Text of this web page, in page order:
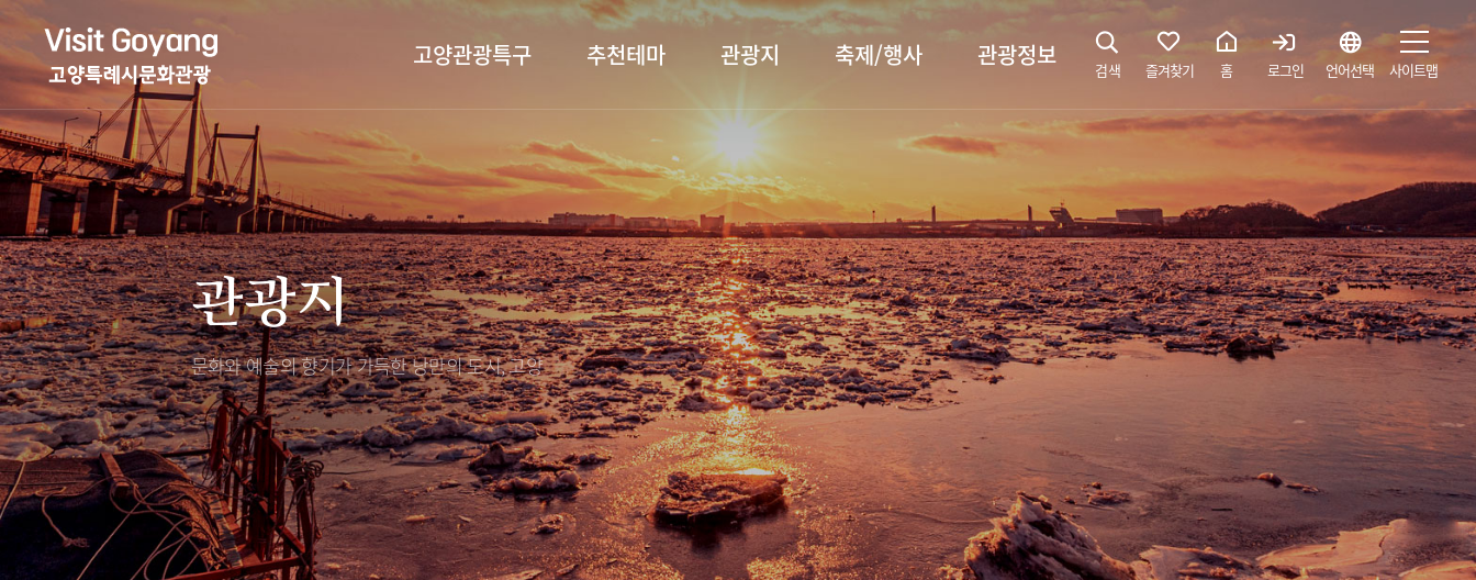
고양관광특구 추천테마
관광특화거리
TV속 고양 나들이
야경 나들이
자전거 나들이
도보관광 나들이
DMZ평화의길
행주산성
서오릉/서삼릉
전시관/박물관
장항습지
누리길
벚꽃명소
고양시 예술창작공간 해움
고양시 예술창작공간 새들
관광지 축제/행사
대표축제
축제/행사
행사소개
프로그램 안내
사전신청
자주 묻는 질문
관광정보
고양관광정보센터 소개
층별안내
편의시설
오시는길
대표먹거리
전통시장
템플스테이
숙박 정보
쇼핑 정보
문화관광해설사 예약하기
해설사 공간
고양시관광협의회
고양컨벤션뷰로
경기관광
대한민국 구석구석
공지사항
홍보영상
전자관광지도 다도라
관광안내홍보물
검색 즐겨찾기 홈 로그인 언어선택 사이트맵
관광지
문화와 예술의 향기가 가득한낭만의 도시, 고양